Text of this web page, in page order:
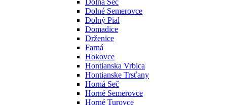
Dolná Seč
Dolné Semerovce
Dolný Pial
Domadice
Drženice
Farná
Hokovce
Hontianska Vrbica
Hontianske Trsťany
Horná Seč
Horné Semerovce
Horné Turovce